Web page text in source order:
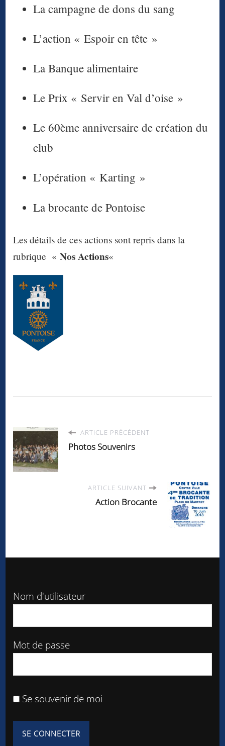
La campagne de dons du sang
L’action « Espoir en tête »
La Banque alimentaire
Le Prix « Servir en Val d’oise »
Le 60ème anniversaire de création du
club
L’opération « Karting »
La brocante de Pontoise
Les détails de ces actions sont repris dans la
rubrique «Nos Actions«
ARTICLE PRÉCÉDENT
Photos Souvenirs
ARTICLE SUIVANT
Action Brocante
Nom d'utilisateur
Mot de passe
Se souvenir de moi